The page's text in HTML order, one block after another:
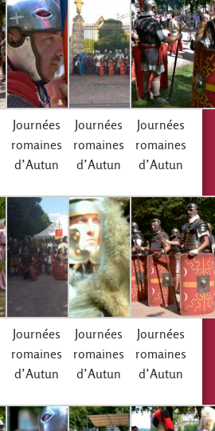
Journées
romaines
d’Autun
Journées
romaines
d’Autun
Journées
romaines
d’Autun
Journées
romaines
d’Autun
Journées
romaines
d’Autun
Journées
romaines
d’Autun